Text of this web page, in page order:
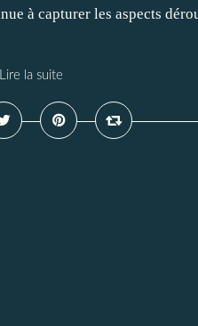
à capturer les aspects
Lire la suite